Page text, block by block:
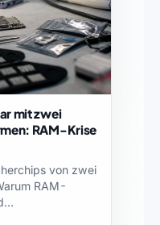
mit zwei
RAM-Krise
von zwei
RAM-